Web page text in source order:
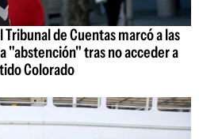
de Cuentas marcó a las
"abstención" tras no acceder a
Colorado